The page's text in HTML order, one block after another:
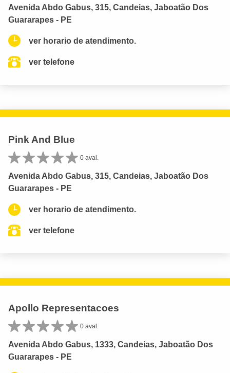
Avenida Abdo Gabus, 315, Candeias, Jaboatão Dos
Guararapes - PE
ver horario de atendimento.
ver telefone
Pink And Blue
0 aval.
Avenida Abdo Gabus, 315, Candeias, Jaboatão Dos
Guararapes - PE
ver horario de atendimento.
ver telefone
Apollo Representacoes
0 aval.
Avenida Abdo Gabus, 1333, Candeias, Jaboatão Dos
Guararapes - PE